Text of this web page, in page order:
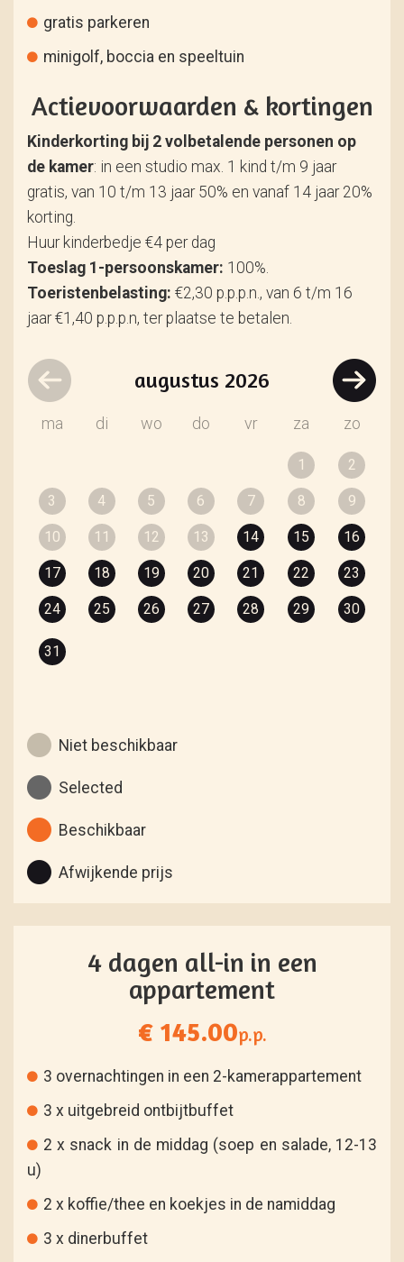
gratis parkeren
minigolf, boccia en speeltuin
Actievoorwaarden & kortingen
Kinderkorting bij 2 volbetalende personen op
de kamer: in een studio max. 1 kind t/m 9 jaar
gratis, van 10 t/m 13 jaar 50% en vanaf 14 jaar 20%
korting.
Huur kinderbedje €4 per dag
Toeslag 1-persoonskamer: 100%.
Toeristenbelasting: €2,30 p.p.p.n., van 6 t/m 16
jaar €1,40 p.p.p.n, ter plaatse te betalen.
augustus 2026
ma di wo do vr za zo
1 2
3 4 5 6 7 8 9
10 11 12 13 14 15 16
17 18 19 20 21 22 23
24 25 26 27 28 29 30
31
Niet beschikbaar
Selected
Beschikbaar
Afwijkende prijs
4 dagen all-in in een
appartement
€ 145.00p.p.
3 overnachtingen in een 2-kamerappartement
3 x uitgebreid ontbijtbuffet
2 x snack in de middag (soep en salade, 12-13
u)
2 x koffie/thee en koekjes in de namiddag
3 x dinerbuffet